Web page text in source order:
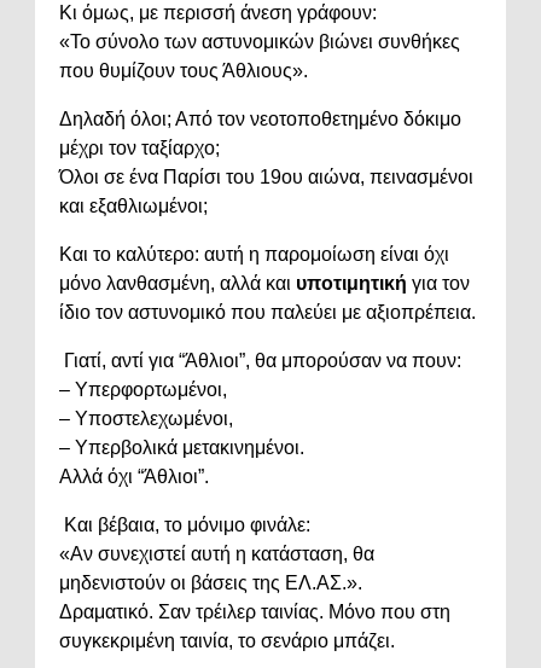
Κι όμως, με περισσή άνεση γράφουν:
«Το σύνολο των αστυνομικών βιώνει συνθήκες
που θυμίζουν τους Άθλιους».
Δηλαδή όλοι; Από τον νεοτοποθετημένο δόκιμο
μέχρι τον ταξίαρχο;
Όλοι σε ένα Παρίσι του 19ου αιώνα, πεινασμένοι
και εξαθλιωμένοι;
Και το καλύτερο: αυτή η παρομοίωση είναι όχι
μόνο λανθασμένη, αλλά και υποτιμητική για τον
ίδιο τον αστυνομικό που παλεύει με αξιοπρέπεια.
Γιατί, αντί για “Άθλιοι”, θα μπορούσαν να πουν:
– Υπερφορτωμένοι,
– Υποστελεχωμένοι,
– Υπερβολικά μετακινημένοι.
Αλλά όχι “Άθλιοι”.
Και βέβαια, το μόνιμο φινάλε:
«Αν συνεχιστεί αυτή η κατάσταση, θα
μηδενιστούν οι βάσεις της ΕΛ.ΑΣ.».
Δραματικό. Σαν τρέιλερ ταινίας. Μόνο που στη
συγκεκριμένη ταινία, το σενάριο μπάζει.